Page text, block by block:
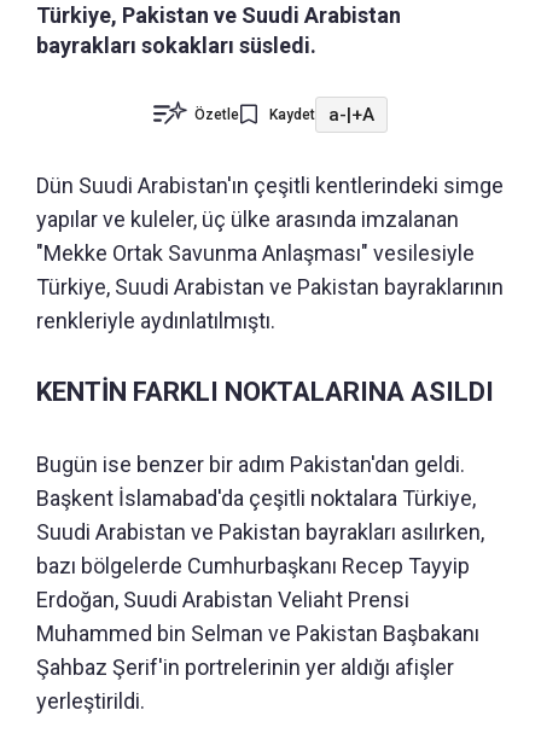
Türkiye, Pakistan ve Suudi Arabistan
bayrakları sokakları süsledi.
Özetle Kaydet a-|+A
Dün Suudi Arabistan'ın çeşitli kentlerindeki simge
yapılar ve kuleler, üç ülke arasında imzalanan
"Mekke Ortak Savunma Anlaşması" vesilesiyle
Türkiye, Suudi Arabistan ve Pakistan bayraklarının
renkleriyle aydınlatılmıştı.
KENTİN FARKLI NOKTALARINA ASILDI
Bugün ise benzer bir adım Pakistan'dan geldi.
Başkent İslamabad'da çeşitli noktalara Türkiye,
Suudi Arabistan ve Pakistan bayrakları asılırken,
bazı bölgelerde Cumhurbaşkanı Recep Tayyip
Erdoğan, Suudi Arabistan Veliaht Prensi
Muhammed bin Selman ve Pakistan Başbakanı
Şahbaz Şerif'in portrelerinin yer aldığı afişler
yerleştirildi.